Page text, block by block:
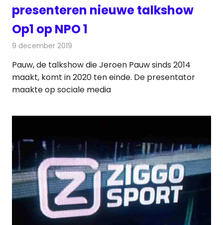
presenteren nieuwe talkshow
Op1 op NPO 1
9 december 2019
Pauw, de talkshow die Jeroen Pauw sinds 2014
maakt, komt in 2020 ten einde. De presentator
maakte op sociale media